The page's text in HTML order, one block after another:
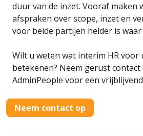
duur van de inzet. Vooraf maken
afspraken over scope, inzet en
voor beide partijen helder is waar
Wilt u weten wat interim HR voor
betekenen? Neem gerust
AdminPeople voor een
Neem contact op